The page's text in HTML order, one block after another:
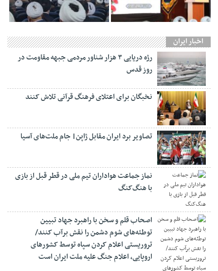
اخبار ایران
رژه دریایی ۳ هزار شناور مردمی جبهه مقاومت در
روز قدس
نخبگان برای اعتلای فرهنگ قرآنی تلاش کنند
تصاویر برد ایران مقابل ژاپن| جام ملت‌های آسیا
نماز جماعت هواداران تیم ملی در قطر قبل از بازی
با هنگ‌کنگ
اصحاب قلم و سخن با راهبرد جهاد تبیین
توطئه‌های شوم دشمن را نقش برآب کنند/
تروریستی اعلام کردن سپاه توسط کشورهای
اروپایی، اعلام جنگ علیه ملت ایران است